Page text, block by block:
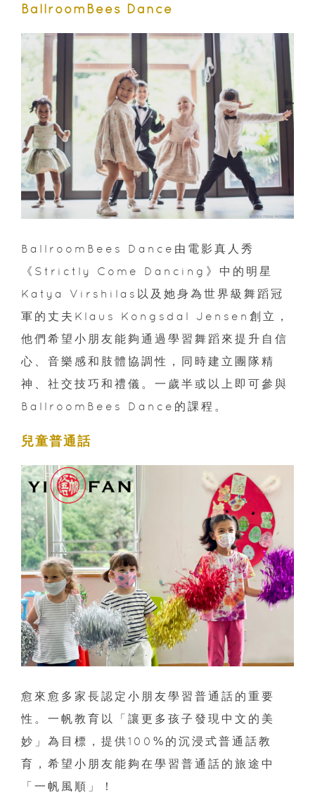
BallroomBees Dance
BallroomBees Dance由電影真人秀
《Strictly Come Dancing》中的明星
Katya Virshilas以及她身為世界級舞蹈冠
軍的丈夫Klaus Kongsdal Jensen創立，
他們希望小朋友能夠通過學習舞蹈來提升自信
心、音樂感和肢體協調性，同時建立團隊精
神、社交技巧和禮儀。一歲半或以上即可參與
BallroomBees Dance的課程。
兒童普通話
愈來愈多家長認定小朋友學習普通話的重要
性。一帆教育以「讓更多孩子發現中文的美
妙」為目標，提供100%的沉浸式普通話教
育，希望小朋友能夠在學習普通話的旅途中
「一帆風順」！